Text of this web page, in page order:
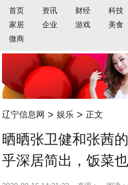
首页 资讯 财经 科技
家居
企业 游戏 美食
微商
辽宁信息网 > 娱乐 > 正文
晒晒张卫健和张茜
乎深居简出，饭菜